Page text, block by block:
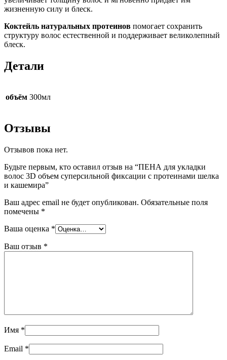
жизненную силу и блеск.
Коктейль натуральных протеинов помогает сохранить
структуру волос естественной и поддерживает великолепный
блеск.
Детали
объём 300мл
Отзывы
Отзывов пока нет.
Будьте первым, кто оставил отзыв на “ПЕНА для укладки
волос 3D объем суперсильной фиксации с протеинами шелка
и кашемира”
Ваш адрес email не будет опубликован. Обязательные поля
помечены *
Ваша оценка *
Ваш отзыв *
Имя *
Email *